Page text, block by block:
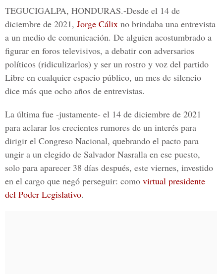
TEGUCIGALPA, HONDURAS.-Desde el 14 de
diciembre de 2021, Jorge Cálix no brindaba una entrevista
a un medio de comunicación. De alguien acostumbrado a
figurar en foros televisivos, a debatir con adversarios
políticos (ridiculizarlos) y ser un rostro y voz del partido
Libre en cualquier espacio público, un mes de silencio
dice más que ocho años de entrevistas.
La última fue -justamente- el 14 de diciembre de 2021
para aclarar los crecientes rumores de un interés para
dirigir el Congreso Nacional, quebrando el pacto para
ungir a un elegido de Salvador Nasralla en ese puesto,
solo para aparecer 38 días después, este viernes, investido
en el cargo que negó perseguir: como virtual presidente
del Poder Legislativo.